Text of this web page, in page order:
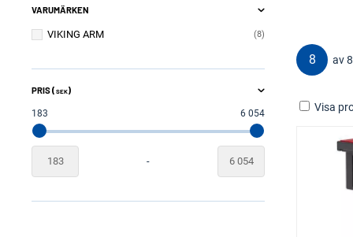
VARUMÄRKEN
8
VIKING ARM
PRIS ( SEK)
183 6 054
-
8 av
Visa